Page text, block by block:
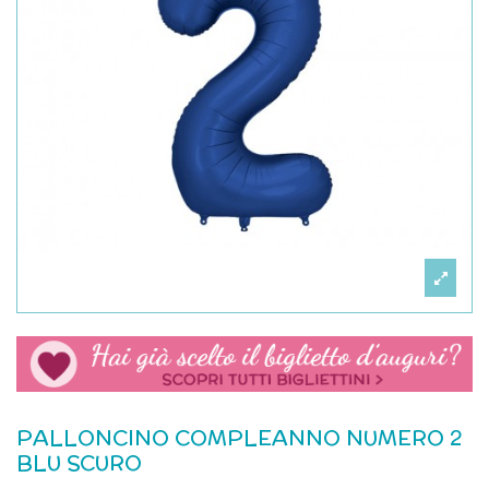
PALLONCINO COMPLEANNO NUMERO 2
BLU SCURO